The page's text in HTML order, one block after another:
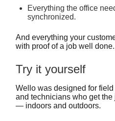
Everything the office
synchronized.
And everything your
with proof of a job well done.
Try it yourself
Wello was designed for
and technicians who get
— indoors and outdoors.